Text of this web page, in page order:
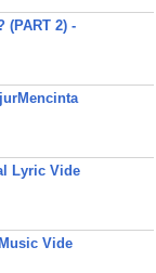
(PART 2) -
Lyric Vide
Vide